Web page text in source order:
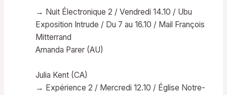
→ Nuit Électronique 2 / Vendredi 14.10 / Ubu
Exposition Intrude / Du 7 au 16.10 / Mail François
Mitterrand
Amanda Parer (AU)
Julia Kent (CA)
→ Expérience 2 / Mercredi 12.10 / Église Notre-